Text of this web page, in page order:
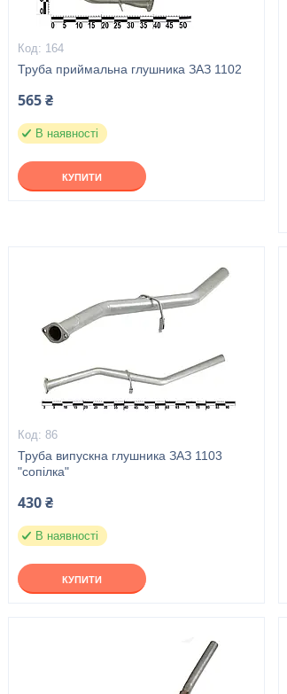
164
Труба приймальна глушника ЗАЗ 1102
565 ₴
В наявності
КУПИТИ
86
Труба випускна глушника ЗАЗ 1103
"сопілка"
430 ₴
В наявності
КУПИТИ